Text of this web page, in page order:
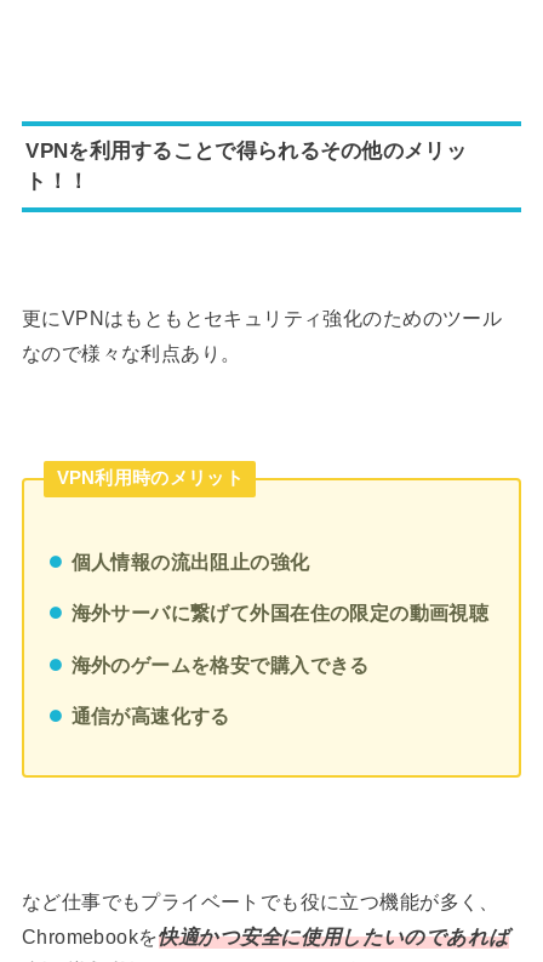
VPNを利用することで得られるその他のメリッ
ト！！
更にVPNはもともとセキュリティ強化のためのツール
なので様々な利点あり。
VPN利用時のメリット
個人情報の流出阻止の強化
海外サーバに繋げて外国在住の限定の動画視聴
海外のゲームを格安で購入できる
通信が高速化する
など仕事でもプライベートでも役に立つ機能が多く、
Chromebookを快適かつ安全に使用したいのであれば